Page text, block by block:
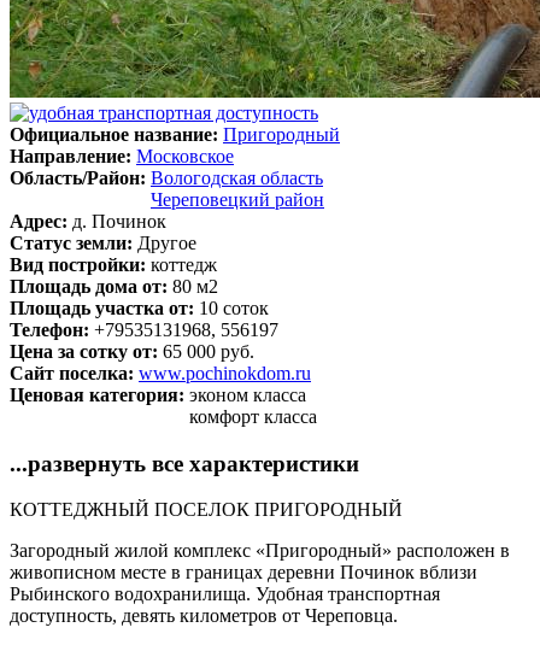
Официальное название: Пригородный
Направление: Московское
Область/Район: Вологодская область
Череповецкий район
Адрес: д. Починок
Статус земли: Другое
Вид постройки: коттедж
Площадь дома от: 80 м2
Площадь участка от: 10 соток
Телефон: +79535131968, 556197
Цена за сотку от: 65 000 руб.
Сайт поселка: www.pochinokdom.ru
Ценовая категория: эконом класса
комфорт класса
...развернуть все характеристики
КОТТЕДЖНЫЙ ПОСЕЛОК ПРИГОРОДНЫЙ
Загородный жилой комплекс «Пригородный» расположен в
живописном месте в границах деревни Починок вблизи
Рыбинского водохранилища. Удобная транспортная
доступность, девять километров от Череповца.